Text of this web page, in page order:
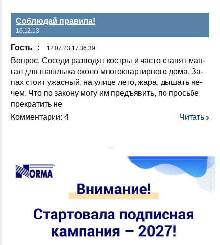
Соблюдай правила!
16.12.13
Гость_: 12.07.23 17:36:39
Воп­рос. Со­се­ди раз­во­дят кос­тры и час­то ста­вят ман­
гал для шаш­лы­ка око­ло мно­гок­вар­тир­но­го до­ма. За­
пах сто­ит ужас­ный, на ули­це ле­то, жа­ра, ды­шать не­
чем. Что по за­ко­ну мо­гу им предъ­явить, по прось­бе
прек­ра­тить не
Комментарии: 4
Читать
.